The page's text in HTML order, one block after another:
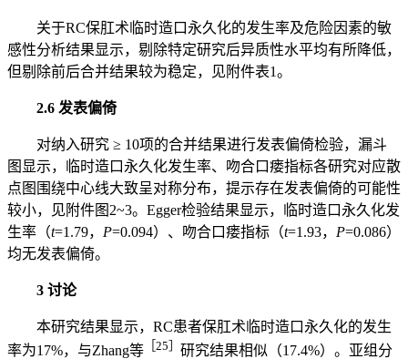
关于RC保肛术临时造口永久化的发生率及危险因素的敏
感性分析结果显示，剔除特定研究后异质性水平均有所降低，
但剔除前后合并结果较为稳定，见附件表1。
2.6 发表偏倚
对纳入研究 ≥ 10项的合并结果进行发表偏倚检验，漏斗
图显示，临时造口永久化发生率、吻合口瘘指标各研究对应散
点图围绕中心线大致呈对称分布，提示存在发表偏倚的可能性
较小，见附件图2~3。Egger检验结果显示，临时造口永久化发
生率（t=1.79， P=0.094）、吻合口瘘指标（t=1.93， P=0.086）
均无发表偏倚。
3 讨论
本研究结果显示，RC患者保肛术临时造口永久化的发生
率为17%，与Zhang等 ［25］ 研究结果相似（17.4%）。亚组分